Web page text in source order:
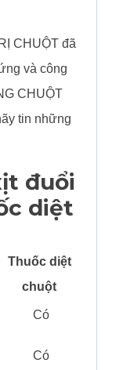
CHUỘT đã
và công
CHUỘT
tin những
đuổi
diệt
Thuốc diệt
chuột
Có
Có